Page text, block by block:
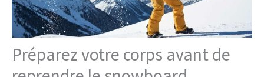
Préparez votre corps avant de
r